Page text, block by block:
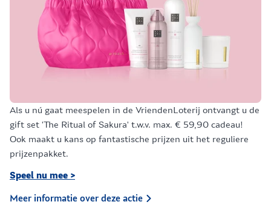
Als u nú gaat meespelen in de VriendenLoterij ontvangt u de
gift set 'The Ritual of Sakura' t.w.v. max. € 59,90 cadeau!
Ook maakt u kans op fantastische prijzen uit het reguliere
prijzenpakket.
Speel nu mee >
Meer informatie over deze actie